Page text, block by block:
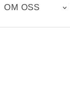
OM OSS